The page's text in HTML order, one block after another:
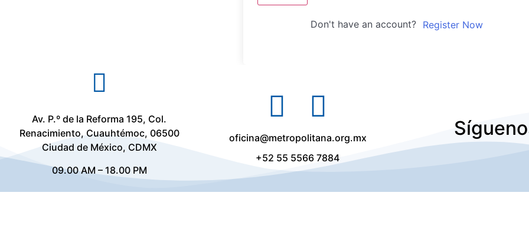
Don't have an account? Register Now
Av. P.º de la Reforma 195, Col.
Renacimiento, Cuauhtémoc, 06500
Ciudad de México, CDMX
09.00 AM – 18.00 PM
oficina@metropolitana.org.mx
+52 55 5566 7884